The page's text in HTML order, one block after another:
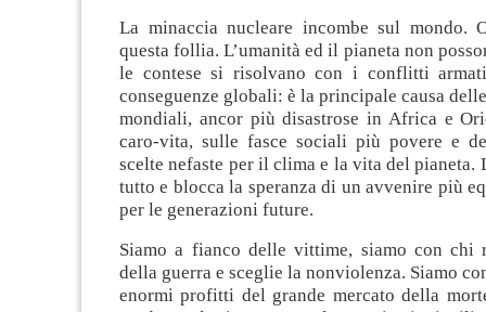
La minaccia nucleare incombe sul mondo.
questa follia. L’umanità ed il pianeta non
le contese si risolvano con i conflitti
conseguenze globali: è la principale causa
mondiali, ancor più disastrose in Africa e
caro-vita, sulle fasce sociali più povere e
scelte nefaste per il clima e la vita del pianeta.
tutto e blocca la speranza di un avvenire più
per le generazioni future.
Siamo a fianco delle vittime, siamo con
della guerra e sceglie la nonviolenza. Siamo
enormi profitti del grande mercato della